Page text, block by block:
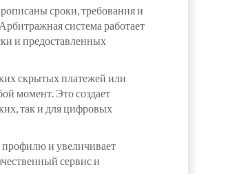
сроки, требования и
система работает
и предоставленных
скрытых платежей или
момент. Это создает
так и для цифровых
профилю и увеличивает
сервис и